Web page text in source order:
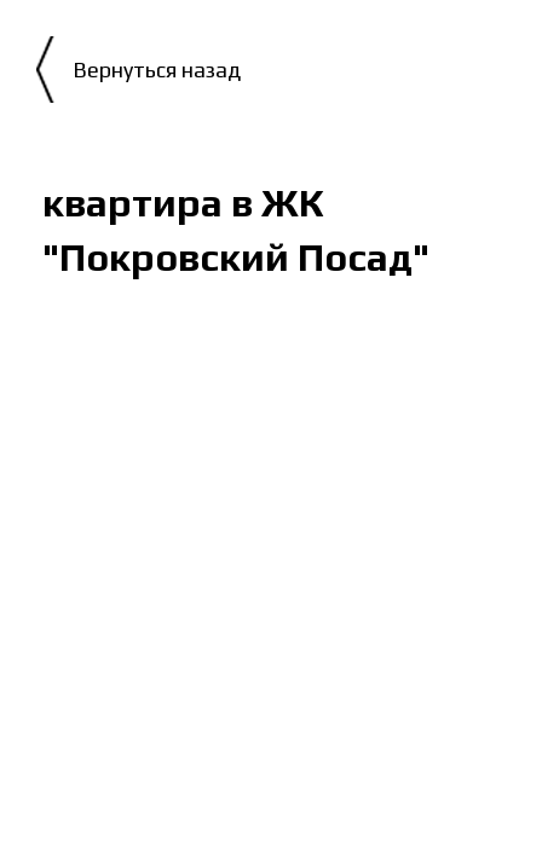
квартира в ЖК
"Покровский Посад"